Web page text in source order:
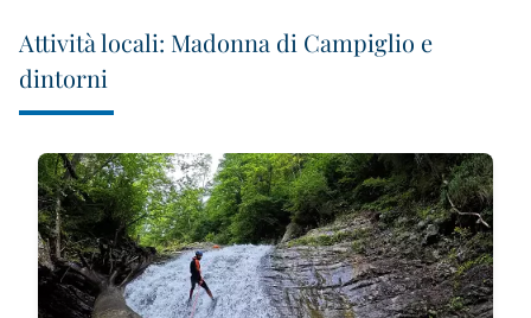
Attività locali: Madonna di Campiglio e
dintorni